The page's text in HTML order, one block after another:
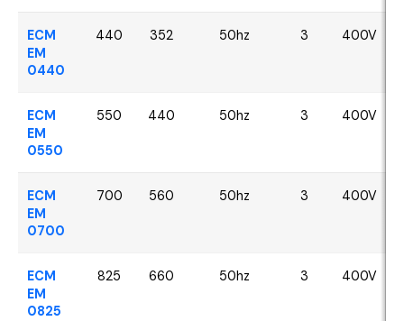
ECM
EM
0440
440 352 50hz 3 400V
ECM
EM
0550
550 440 50hz 3 400V
ECM
EM
0700
700 560 50hz 3 400V
ECM
EM
0825
825 660 50hz 3 400V